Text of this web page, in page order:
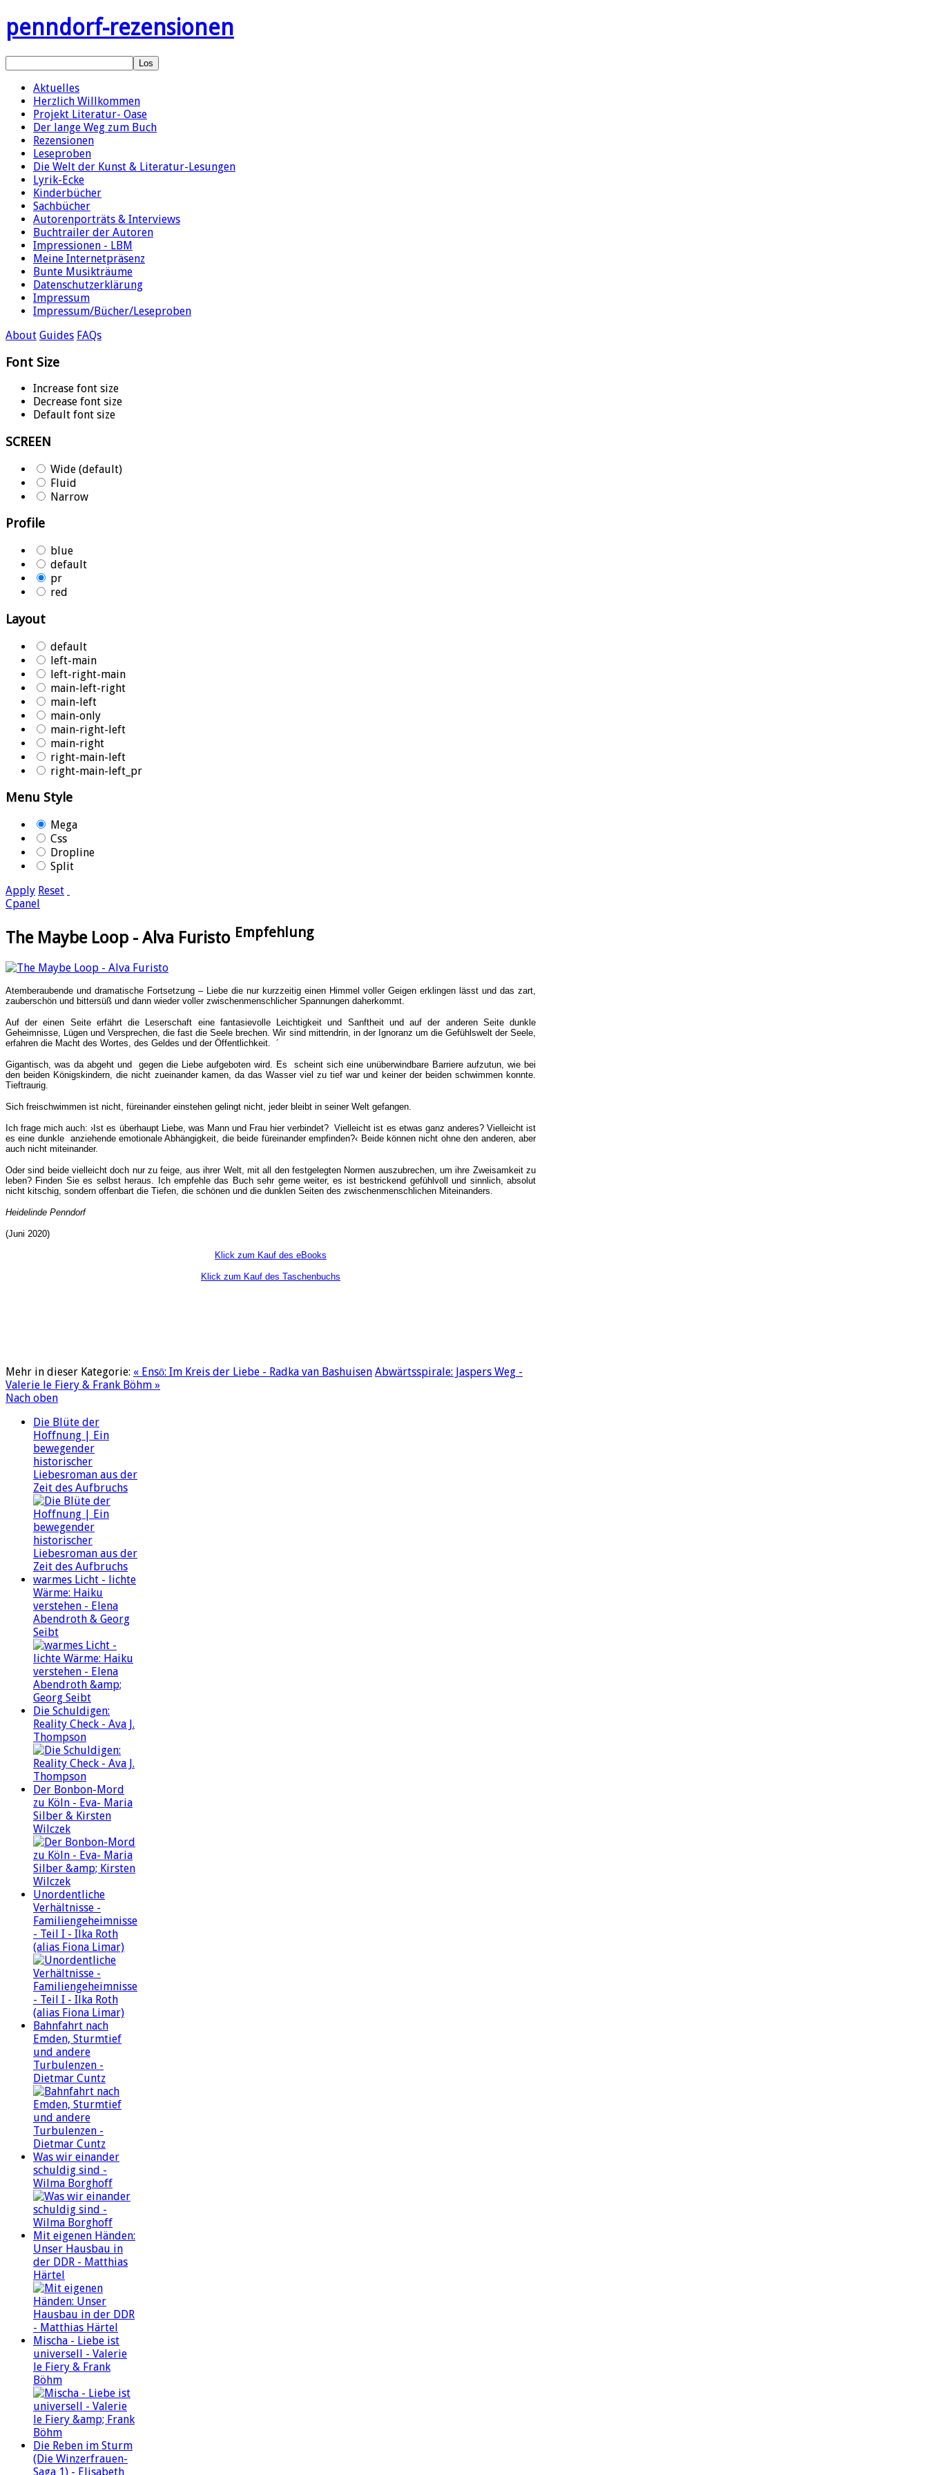
penndorf-rezensionen
Aktuelles
Herzlich Willkommen
Projekt Literatur- Oase
Der lange Weg zum Buch
Rezensionen
Leseproben
Die Welt der Kunst & Literatur-Lesungen
Lyrik-Ecke
Kinderbücher
Sachbücher
Autorenporträts & Interviews
Buchtrailer der Autoren
Impressionen - LBM
Meine Internetpräsenz
Bunte Musikträume
Datenschutzerklärung
Impressum
Impressum/Bücher/Leseproben
About Guides FAQs
Font Size
Increase font size
Decrease font size
Default font size
SCREEN
Wide (default)
Fluid
Narrow
Profile
blue
default
pr
red
Layout
default
left-main
left-right-main
main-left-right
main-left
main-only
main-right-left
main-right
right-main-left
right-main-left_pr
Menu Style
Mega
Css
Dropline
Split
Apply Reset
Cpanel
The Maybe Loop - Alva Furisto Empfehlung
Atemberaubende und dramatische Fortsetzung – Liebe die nur kurzzeitig einen Himmel voller Geigen erklingen lässt und das zart,
zauberschön und bittersüß und dann wieder voller zwischenmenschlicher Spannungen daherkommt.
Auf der einen Seite erfährt die Leserschaft eine fantasievolle Leichtigkeit und Sanftheit und auf der anderen Seite dunkle
Geheimnisse, Lügen und Versprechen, die fast die Seele brechen. Wir sind mittendrin, in der Ignoranz um die Gefühlswelt der Seele,
erfahren die Macht des Wortes, des Geldes und der Öffentlichkeit. ´
Gigantisch, was da abgeht und gegen die Liebe aufgeboten wird. Es scheint sich eine unüberwindbare Barriere aufzutun, wie bei
den beiden Königskindern, die nicht zueinander kamen, da das Wasser viel zu tief war und keiner der beiden schwimmen konnte.
Tieftraurig.
Sich freischwimmen ist nicht, füreinander einstehen gelingt nicht, jeder bleibt in seiner Welt gefangen.
Ich frage mich auch: ›Ist es überhaupt Liebe, was Mann und Frau hier verbindet? Vielleicht ist es etwas ganz anderes? Vielleicht ist
es eine dunkle anziehende emotionale Abhängigkeit, die beide füreinander empfinden?‹ Beide können nicht ohne den anderen, aber
auch nicht miteinander.
Oder sind beide vielleicht doch nur zu feige, aus ihrer Welt, mit all den festgelegten Normen auszubrechen, um ihre Zweisamkeit zu
leben? Finden Sie es selbst heraus.
Ich empfehle das Buch sehr gerne weiter, es ist bestrickend gefühlvoll und sinnlich, absolut
nicht kitschig, sondern offenbart die Tiefen, die schönen und die dunklen Seiten des zwischenmenschlichen Miteinanders.
Heidelinde Penndorf
(Juni 2020)
Klick zum Kauf des eBooks
Klick zum Kauf des Taschenbuchs
Mehr in dieser Kategorie: « Ensō: Im Kreis der Liebe - Radka van Bashuisen Abwärtsspirale: Jaspers Weg -
Valerie le Fiery & Frank Böhm »
Nach oben
Die Blüte der
Hoffnung | Ein
bewegender
historischer
Liebesroman aus der
Zeit des Aufbruchs
warmes Licht - lichte
Wärme: Haiku
verstehen - Elena
Abendroth & Georg
Seibt
Die Schuldigen:
Reality Check - Ava J.
Thompson
Der Bonbon-Mord
zu Köln - Eva- Maria
Silber & Kirsten
Wilczek
Unordentliche
Verhältnisse -
Familiengeheimnisse
- Teil I - Ilka Roth
(alias Fiona Limar)
Bahnfahrt nach
Emden, Sturmtief
und andere
Turbulenzen -
Dietmar Cuntz
Was wir einander
schuldig sind -
Wilma Borghoff
Mit eigenen Händen:
Unser Hausbau in
der DDR - Matthias
Härtel
Mischa - Liebe ist
universell - Valerie
le Fiery & Frank
Böhm
Die Reben im Sturm
(Die Winzerfrauen-
Saga 1) - Elisabeth